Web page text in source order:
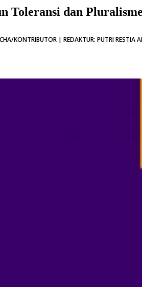
Toleransi dan
KONTRIBUTOR | REDAKTUR: PUTRI RESTIA